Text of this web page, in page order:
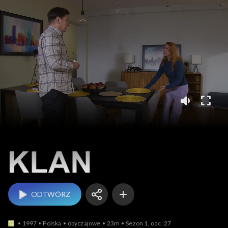
ODTWÓRZ
1997 Polska obyczajowe 23m Sezon 1, odc. 27